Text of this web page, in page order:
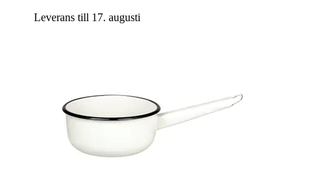
Leverans till 17. augusti